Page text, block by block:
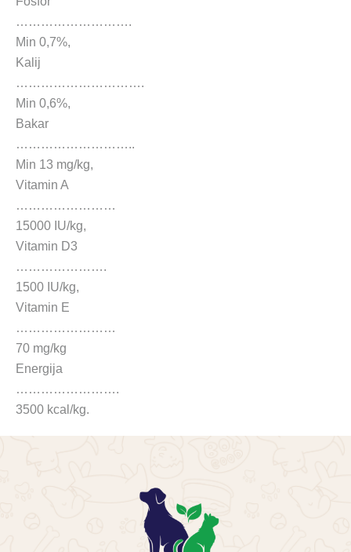
……………………….
Min 0,7%,
Kalij
………………………….
Min 0,6%,
Bakar
………………………..
Min 13 mg/kg,
Vitamin A
……………………
15000 IU/kg,
Vitamin D3
………………….
1500 IU/kg,
Vitamin E
……………………
70 mg/kg
Energija
…………………….
3500 kcal/kg.